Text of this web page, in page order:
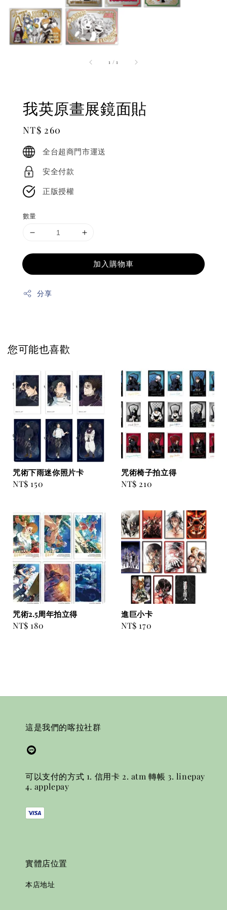
1 /1
我英原畫展鏡面貼
Regular
price
NT$ 260
全台超商門市運送
安全付款
正版授權
數量
加入購物車
分享
您可能也喜歡
咒術下雨迷你照片卡
Regular
NT$ 150
咒術椅子拍立得
Regular
NT$ 210
咒術2.5周年拍立得
Regular
NT$ 180
進巨小卡
Regular
NT$ 170
這是我們的喀拉社群
可以支付的方式 1. 信用卡 2. atm 轉帳 3. linepay
4. applepay
實體店位置
本店地址